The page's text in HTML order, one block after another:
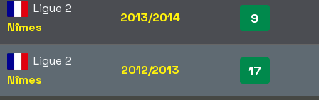
Ligue 2
Nîmes
2013/2014 9
Ligue 2
Nîmes
2012/2013 17